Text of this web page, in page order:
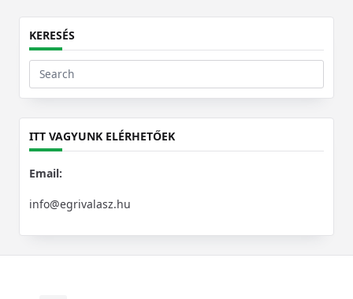
KERESÉS
Search
for:
ITT VAGYUNK ELÉRHETŐEK
Email:
info@egrivalasz.hu